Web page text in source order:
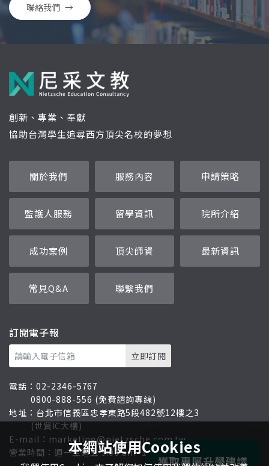
聯絡我們 →
創新、專業、奉獻
協助台灣學生追尋西方頂尖名校的夢想
關於我們 服務內容 申請策略
監護人服務 留學資訊 院所介紹
成功案例 頂尖師資 最新資訊
常見Q&A 聯繫我們
訂閱電子報
電話： 02-2346-5767
0800-888-556 (免費諮詢專線)
地址： 台北市信義區忠孝東路5段482號12樓之3
(世貿IC大樓)
E-mail： marketing@nietzsche.com.tw
營業時間：週一至週五 9:00 am~18:00 pm
獲取專屬升學建議
本網站使用Cookies